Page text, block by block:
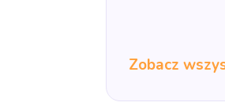
Zobacz